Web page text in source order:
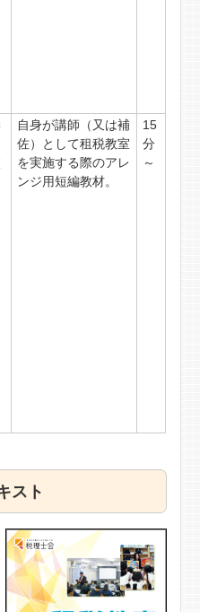
自身が講師（又は補
佐）として租税教室
を実施する際のアレ
ンジ用短編教材。
15
分
～
スト